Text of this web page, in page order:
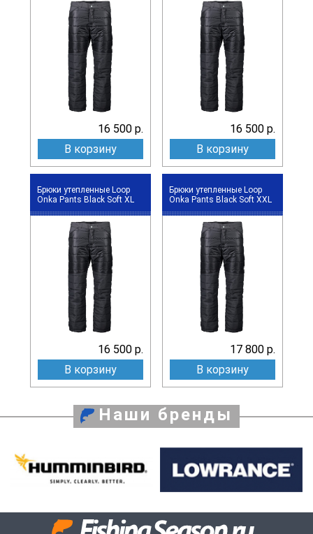
16 500 р.
В корзину
16 500 р.
В корзину
Брюки утепленные Loop
Onka Pants Black Soft XL
16 500 р.
В корзину
Брюки утепленные Loop
Onka Pants Black Soft XXL
17 800 р.
В корзину
Наши бренды